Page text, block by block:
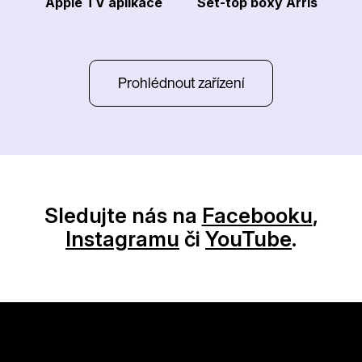
Prohlédnout zařízení
Sledujte nás na Facebooku,
Instagramu či YouTube.